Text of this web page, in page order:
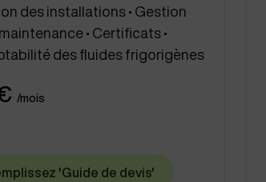
des installations • Gestion
• Certificats •
des fluides frigorigènes
/mois
'Guide de devis'